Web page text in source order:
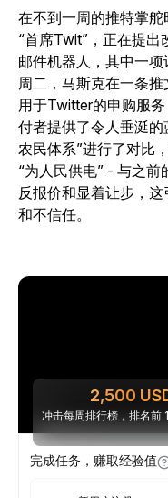
在不到一周的推特掌
“首席Twit”，正在提
邮件机器人，其中一项
周二，马斯克在一条
用于Twitter的申购服
付者提供了令人垂涎
农民体系”进行了对比
“为人民供电” - 与之
反报价和显着让步，
和不信任。
2,500
冲击每周排行榜，排名前
完成任务，赚取经验值